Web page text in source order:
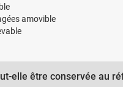
amovible
elle être conservée au